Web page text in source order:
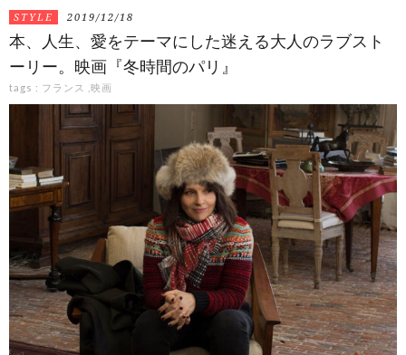
STYLE 2019/12/18
本、人生、愛をテーマにした迷える大人のラブスト
ーリー。映画『冬時間のパリ』
tags : フランス 映画